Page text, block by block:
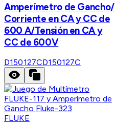
Amperímetro de Gancho/
Corriente en CA y CC de
600 A/Tensión en CA y
CC de 600V
D150127CD150127C
FLUKE